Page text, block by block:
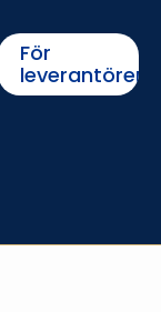
För
leverantörer